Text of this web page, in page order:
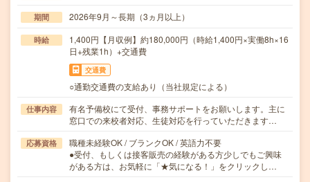
期間 2026年9月～長期（3ヵ月以上）
時給
1,400円【月収例】約180,000円（時給1,400円×実働8h×16
日+残業1h）+交通費
交通費
○通勤交通費の支給あり（当社規定による）
仕事内容
有名予備校にて受付、事務サポートをお願いします。主に
窓口での来校者対応、生徒対応を行っていただきます…
応募資格
職種未経験OK / ブランクOK / 英語力不要
●受付、もしくは接客販売の経験がある方少しでもご興味
がある方は、お気軽に「★気になる！」をクリックし…